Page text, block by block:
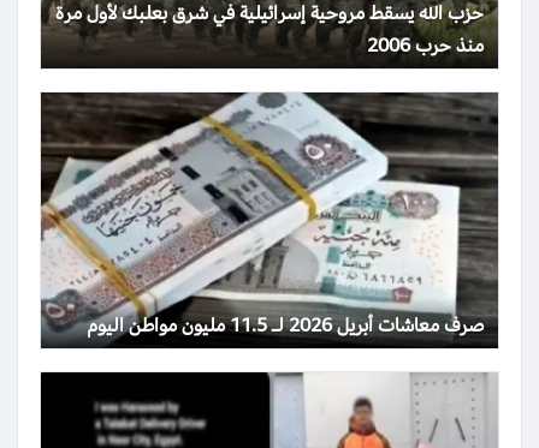
حزب الله يسقط مروحية إسرائيلية في شرق بعلبك لأول مرة
منذ حرب 2006
صرف معاشات أبريل 2026 لـ 11.5 مليون مواطن اليوم